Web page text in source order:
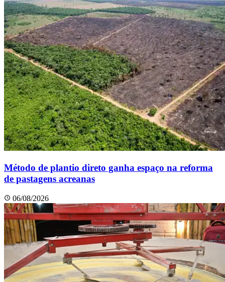
Método de plantio direto ganha espaço na reforma
de pastagens acreanas
06/08/2026